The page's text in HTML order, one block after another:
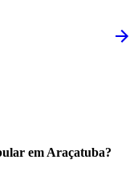
em Araçatuba?